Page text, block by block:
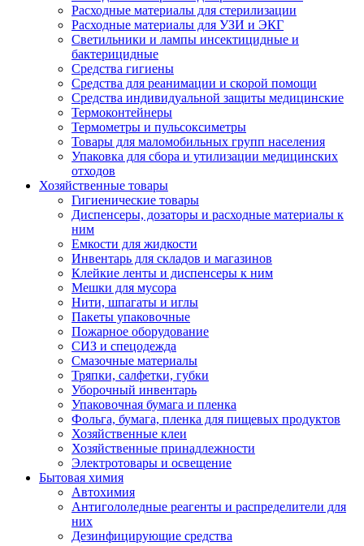
Расходные материалы для стерилизации
Расходные материалы для УЗИ и ЭКГ
Светильники и лампы инсектицидные и
бактерицидные
Средства гигиены
Средства для реанимации и скорой помощи
Средства индивидуальной защиты медицинские
Термоконтейнеры
Термометры и пульсоксиметры
Товары для маломобильных групп населения
Упаковка для сбора и утилизации медицинских
отходов
Хозяйственные товары
Гигиенические товары
Диспенсеры, дозаторы и расходные материалы к
ним
Емкости для жидкости
Инвентарь для складов и магазинов
Клейкие ленты и диспенсеры к ним
Мешки для мусора
Нити, шпагаты и иглы
Пакеты упаковочные
Пожарное оборудование
СИЗ и спецодежда
Смазочные материалы
Тряпки, салфетки, губки
Уборочный инвентарь
Упаковочная бумага и пленка
Фольга, бумага, пленка для пищевых продуктов
Хозяйственные клеи
Хозяйственные принадлежности
Электротовары и освещение
Бытовая химия
Автохимия
Антигололедные реагенты и распределители для
них
Дезинфицирующие средства